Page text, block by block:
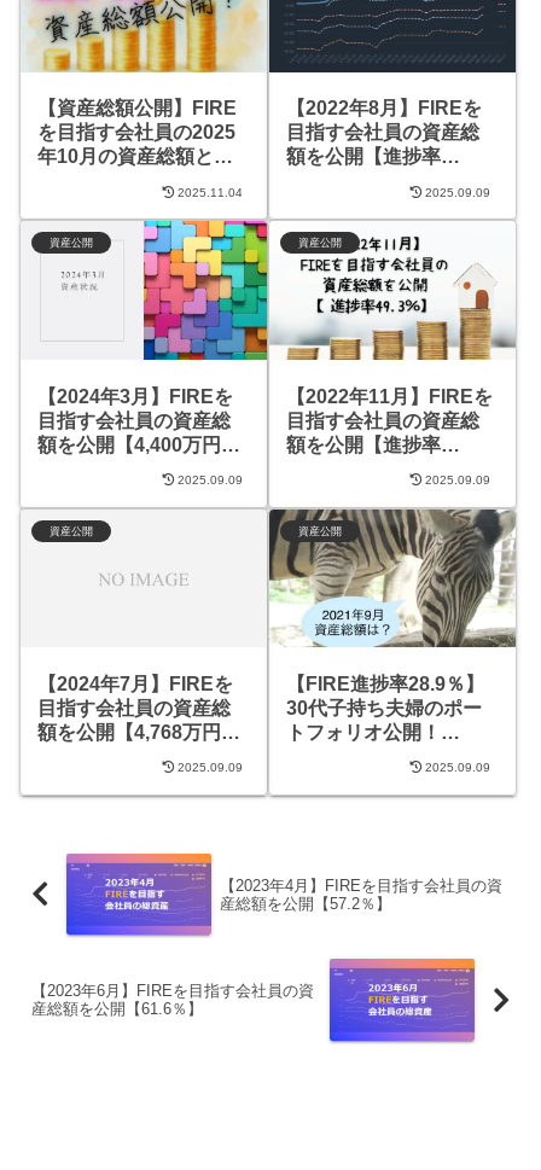
【資産総額公開】FIRE
を目指す会社員の2025
年10月の資産総額と内
訳【約5,900万円】
2025.11.04
【2022年8月】FIREを
目指す会社員の資産総
額を公開【進捗率
2025.09.09
資産公開
【2024年3月】FIREを
目指す会社員の資産総
額を公開【4,400万円
2025.09.09
資産公開
【2022年11月】FIREを
目指す会社員の資産総
額を公開【進捗率
2025.09.09
資産公開
【2024年7月】FIREを
目指す会社員の資産総
額を公開【4,768万円
2025.09.09
資産公開
【FIRE進捗率28.9％】
30代子持ち夫婦のポー
トフォリオ公開！
【2021年9月】
2025.09.09
【2023年4月】FIREを目指す会社員の資
産総額を公開【57.2％】
【2023年6月】FIREを目指す会社員の資
産総額を公開【61.6％】